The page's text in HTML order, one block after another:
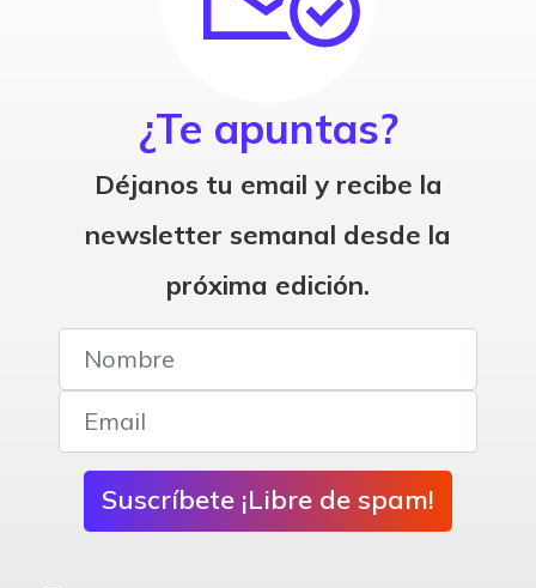
¿Te apuntas?
Déjanos tu email y recibe la
newsletter semanal desde la
próxima edición.
Suscríbete ¡Libre de spam!